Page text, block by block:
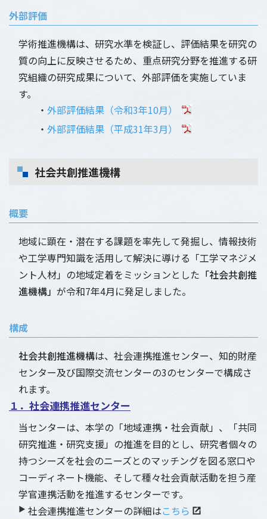
外部評価
学術推進機構は、研究水準を検証し、評価結果を研究の
質の向上に反映させるため、重点研究分野を推進する研
究組織の研究成果について、外部評価を実施していま
す。
・ 外部評価結果（令和3年10月）
・ 外部評価結果（平成31年3月）
社会共創推進機構
概要
地域に顕在・潜在する課題を率先して発掘し、情報技術
や工学専門知識を活用して解決に導ける「工学マネジメ
ント人材」の地域定着をミッションとした 「社会共創推
進機構」 が令和7年4月に発足しました。
構成
社会共創推進機構は、社会連携推進センター、知的財産
センター及び国際交流センターの3のセンターで構成さ
れます。
１．社会連携推進センター
当センターは、本学の「地域連携・社会貢献」、「共同
研究推進・研究支援」の推進を目的とし、研究者個々の
持つシーズを社会のニーズとのマッチングを図る窓口や
コーディネート機能、そして種々社会貢献活動を担う産
学官連携活動を推進するセンターです。
▶ 社会連携推進センターの詳細はこちら